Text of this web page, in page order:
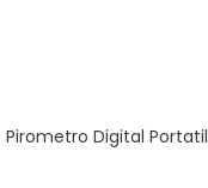
Pirometro Digital Portatil